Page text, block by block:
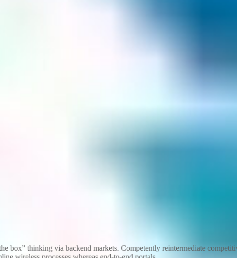
box” thinking via backend markets. Competently reintermediate